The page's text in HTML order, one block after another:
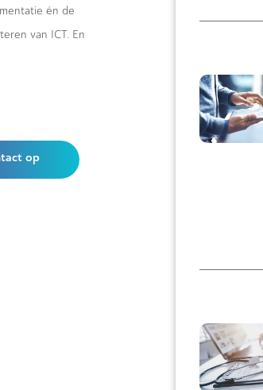
én de
van ICT. En
op